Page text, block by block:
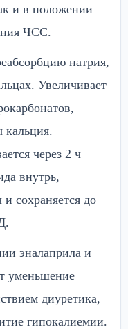
и в положении
ЧСС.
натрия,
Увеличивает
кальция.
через 2 ч
внутрь,
и сохраняется до
эналаприла и
уменьшение
диуретика,
гипокалиемии.